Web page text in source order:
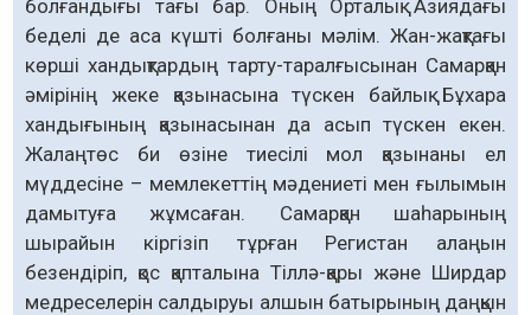
болғандығы тағы бар. Оның Орталық Азиядағы
беделі де аса күшті болғаны мәлім. Жан-жақтағы
көрші хандықтардың тарту-таралғысынан Самарқан
әмірінің жеке қазынасына түскен байлық Бұхара
хандығының қазынасынан да асып түскен екен.
Жалаңтөс би өзіне тиесілі мол қазынаны ел
мүддесіне – мемлекеттің мәдениеті мен ғылымын
дамытуға жұмсаған. Самарқан шаһарының
шырайын кіргізіп тұрған Регистан алаңын
безендіріп, қос қапталына Тіллә-қары және Ширдар
медреселерін салдыруы алшын батырының даңқын